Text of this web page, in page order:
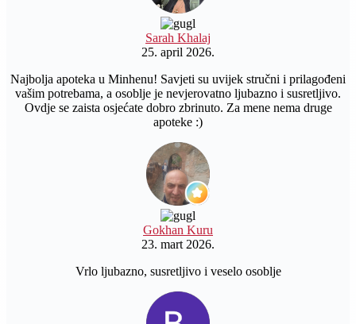
Sarah Khalaj
25. april 2026.
Najbolja apoteka u Minhenu! Savjeti su uvijek stručni i prilagođeni
vašim potrebama, a osoblje je nevjerovatno ljubazno i susretljivo.
Ovdje se zaista osjećate dobro zbrinuto. Za mene nema druge
apoteke :)
Gokhan Kuru
23. mart 2026.
Vrlo ljubazno, susretljivo i veselo osoblje